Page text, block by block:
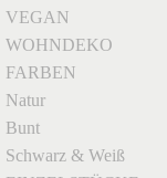
VEGAN
WOHNDEKO
FARBEN
Natur
Bunt
Schwarz & Weiß